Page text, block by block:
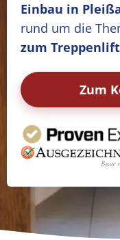
Einbau in
rund um die
zum Treppenlift
Zum